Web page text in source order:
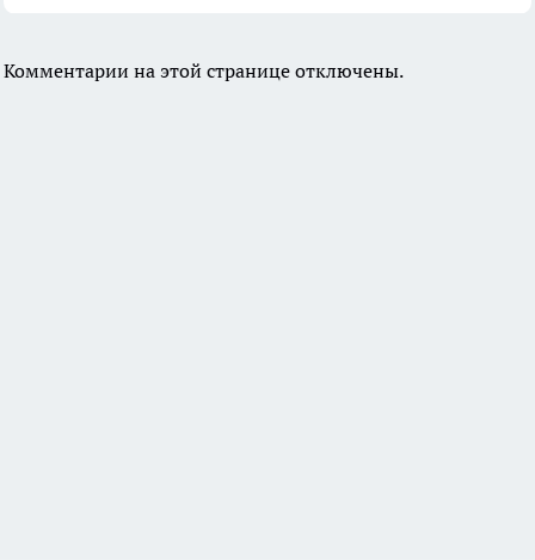
Комментарии на этой странице отключены.